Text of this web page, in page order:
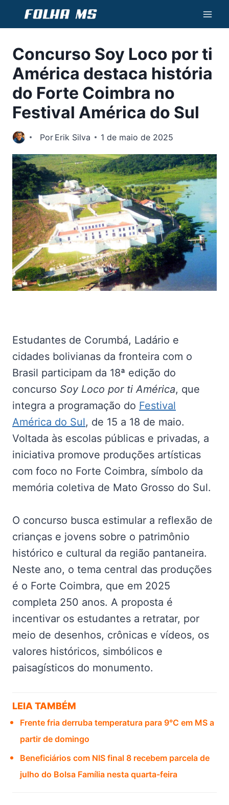
Conteúdo
Concurso Soy Loco por ti
América destaca história
do Forte Coimbra no
Festival América do Sul
Por Erik Silva 1 de maio de 2025
Estudantes de Corumbá, Ladário e
cidades bolivianas da fronteira com o
Brasil participam da 18ª edição do
concurso Soy Loco por ti América, que
integra a programação do Festival
América do Sul, de 15 a 18 de maio.
Voltada às escolas públicas e privadas, a
iniciativa promove produções artísticas
com foco no Forte Coimbra, símbolo da
memória coletiva de Mato Grosso do Sul.
O concurso busca estimular a reflexão de
crianças e jovens sobre o patrimônio
histórico e cultural da região pantaneira.
Neste ano, o tema central das produções
é o Forte Coimbra, que em 2025
completa 250 anos. A proposta é
incentivar os estudantes a retratar, por
meio de desenhos, crônicas e vídeos, os
valores históricos, simbólicos e
paisagísticos do monumento.
LEIA TAMBÉM
Frente fria derruba temperatura para 9°C em MS a
partir de domingo
Beneficiários com NIS final 8 recebem parcela de
julho do Bolsa Família nesta quarta-feira